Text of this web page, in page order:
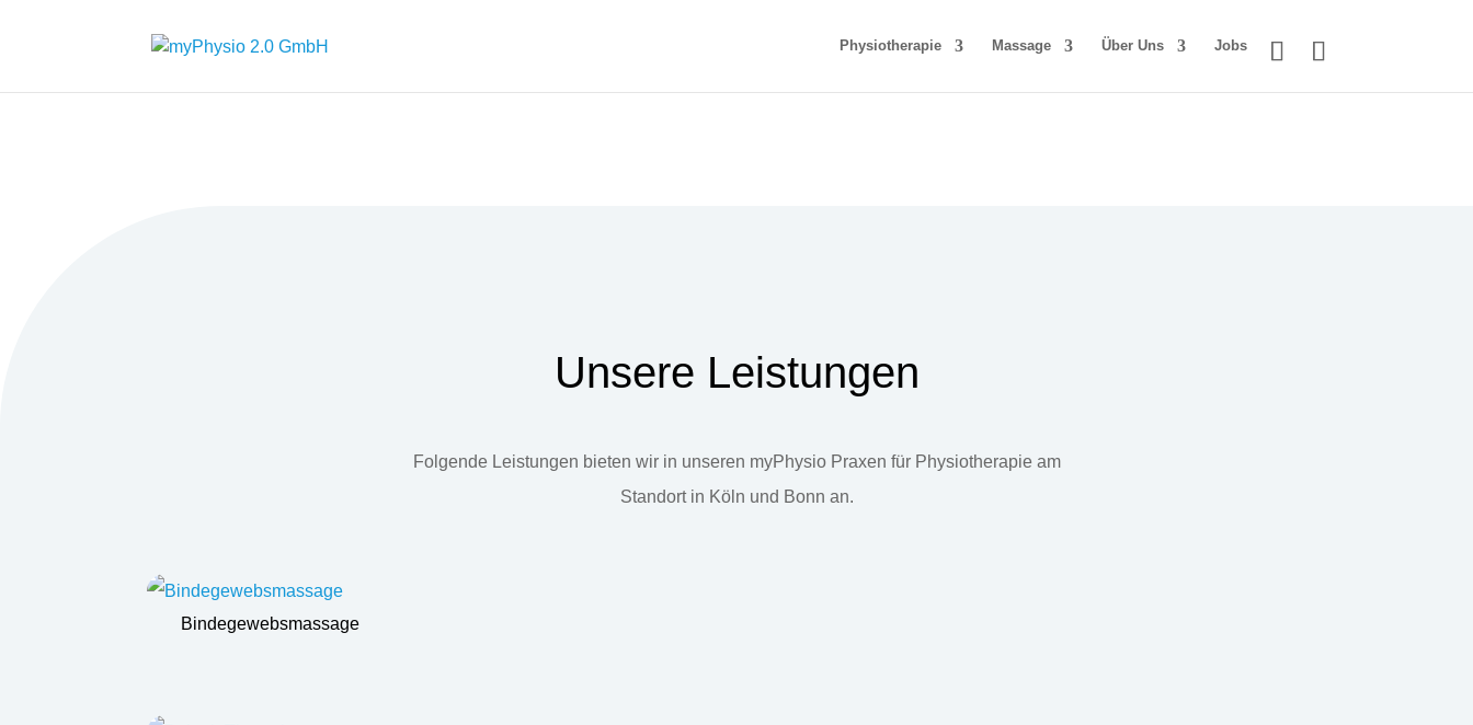
Physiotherapie Massage Über Uns Jobs
Unsere Leistungen
Folgende Leistungen bieten wir in unseren myPhysio Praxen für Physiotherapie am
Standort in Köln und Bonn an.
Bindegewebsmassage